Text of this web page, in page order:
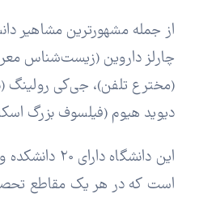
از جمله مشهورترین مشاهیر
چارلز داروین (زیست‌شناس
(مخترع تلفن)، جی‌کی رولینگ
دیوید هیوم (فیلسوف بزرگ
این دانشگاه
است که در هر یک مقاطع